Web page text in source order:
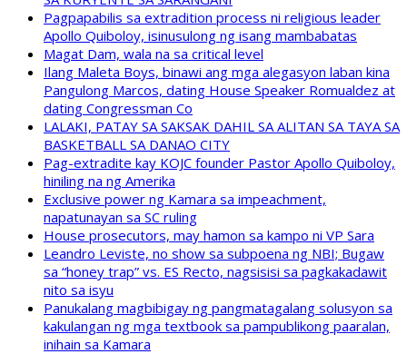
Pagpapabilis sa extradition process ni religious leader
Apollo Quiboloy, isinusulong ng isang mambabatas
Magat Dam, wala na sa critical level
Ilang Maleta Boys, binawi ang mga alegasyon laban kina
Pangulong Marcos, dating House Speaker Romualdez at
dating Congressman Co
LALAKI, PATAY SA SAKSAK DAHIL SA ALITAN SA TAYA SA
BASKETBALL SA DANAO CITY
Pag-extradite kay KOJC founder Pastor Apollo Quiboloy,
hiniling na ng Amerika
Exclusive power ng Kamara sa impeachment,
napatunayan sa SC ruling
House prosecutors, may hamon sa kampo ni VP Sara
Leandro Leviste, no show sa subpoena ng NBI; Bugaw
sa “honey trap” vs. ES Recto, nagsisisi sa pagkakadawit
nito sa isyu
Panukalang magbibigay ng pangmatagalang solusyon sa
kakulangan ng mga textbook sa pampublikong paaralan,
inihain sa Kamara